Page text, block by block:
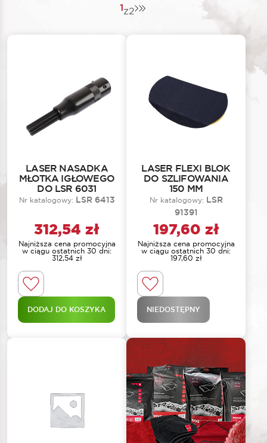
1z2
LASER NASADKA
MŁOTKA IGŁOWEGO
DO LSR 6031
Nr katalogowy: LSR 6413
312,54 zł
Najniższa cena promocyjna
w ciągu ostatnich 30 dni:
312,54 zł
DODAJ DO KOSZYKA
LASER FLEXI BLOK
DO SZLIFOWANIA
150 MM
Nr katalogowy: LSR
91391
197,60 zł
Najniższa cena promocyjna
w ciągu ostatnich 30 dni:
197,60 zł
NIEDOSTĘPNY